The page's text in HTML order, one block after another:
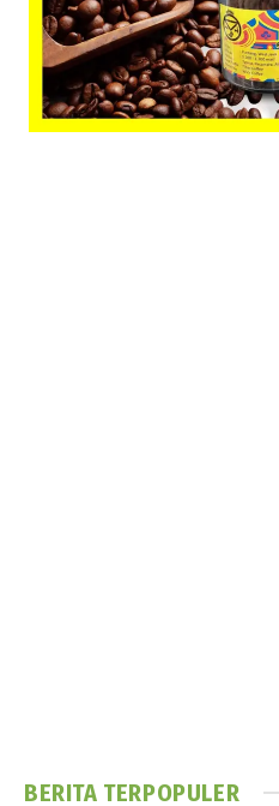
BERITA TERPOPULER